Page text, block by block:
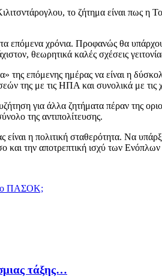
το ζήτημα είναι πως η
επόμενα χρόνια. Προφανώς θα
θεωρητικά καλές σχέσεις
της επόμενης ημέρας να είναι η
της με τις ΗΠΑ και συνολικά με τις
για άλλα ζητήματα πέραν της
της αντιπολίτευσης.
η πολιτική σταθερότητα. Να
και την αποτρεπτική ισχύ των
ΠΑΣΟΚ;
τάξης…